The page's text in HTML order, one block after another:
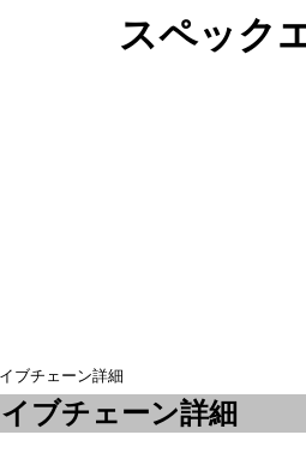
スペック
ブチェーン詳細
イブチェーン詳細